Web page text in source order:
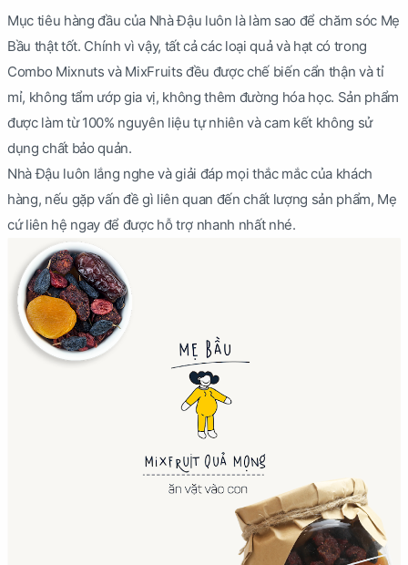
Mục tiêu hàng đầu của Nhà Đậu luôn là làm sao để chăm sóc Mẹ
Bầu thật tốt. Chính vì vậy, tất cả các loại quả và hạt có trong
Combo Mixnuts và MixFruits đều được chế biến cẩn thận và tỉ
mỉ, không tẩm ướp gia vị, không thêm đường hóa học. Sản phẩm
được làm từ 100% nguyên liệu tự nhiên và cam kết không sử
dụng chất bảo quản.
Nhà Đậu luôn lắng nghe và giải đáp mọi thắc mắc của khách
hàng, nếu gặp vấn đề gì liên quan đến chất lượng sản phẩm, Mẹ
cứ liên hệ ngay để được hỗ trợ nhanh nhất nhé.